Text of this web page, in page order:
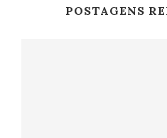
POSTAGENS